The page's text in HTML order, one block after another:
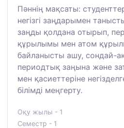
Пәннің мақсаты:
негізгі заңдарымен
заңды қолдана отырып,
құрылымы мен атом
байланысты ашу, сондай-
периодтық заңына және
мен қасиеттеріне
білімді меңгерту.
Оқу жылы - 1
Семестр - 1